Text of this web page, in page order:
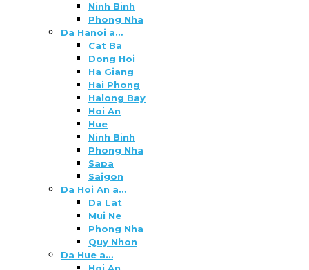
Ninh Binh
Phong Nha
Da Hanoi a…
Cat Ba
Dong Hoi
Ha Giang
Hai Phong
Halong Bay
Hoi An
Hue
Ninh Binh
Phong Nha
Sapa
Saigon
Da Hoi An a…
Da Lat
Mui Ne
Phong Nha
Quy Nhon
Da Hue a…